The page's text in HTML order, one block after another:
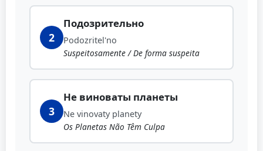
2
Подозрительно
Podozritel'no
Suspeitosamente / De forma suspeita
3
Не виноваты планеты
Ne vinovaty planety
Os Planetas Não Têm Culpa